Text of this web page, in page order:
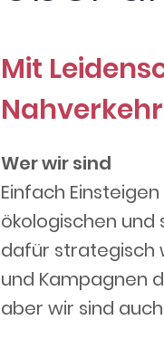
Mit
Wer wir sind
Einfach
ökologischen und
dafür strategisch
und Kampagnen
aber wir sind